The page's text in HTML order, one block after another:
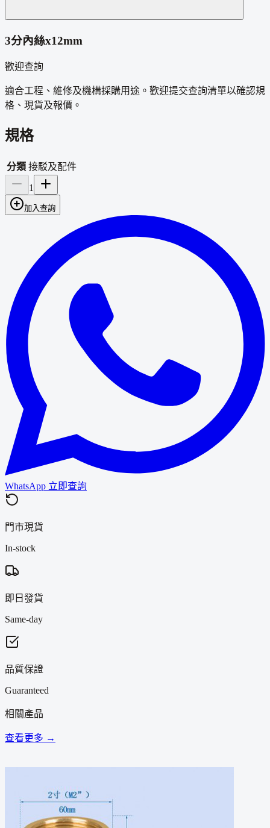
3分內絲x12mm
歡迎查詢
適合工程、維修及機構採購用途。歡迎提交查詢清單以確認規
格、現貨及報價。
規格
分類 接駁及配件
1
加入查詢
WhatsApp 立即查詢
門市現貨
In-stock
即日發貨
Same-day
品質保證
Guaranteed
相關產品
查看更多 →